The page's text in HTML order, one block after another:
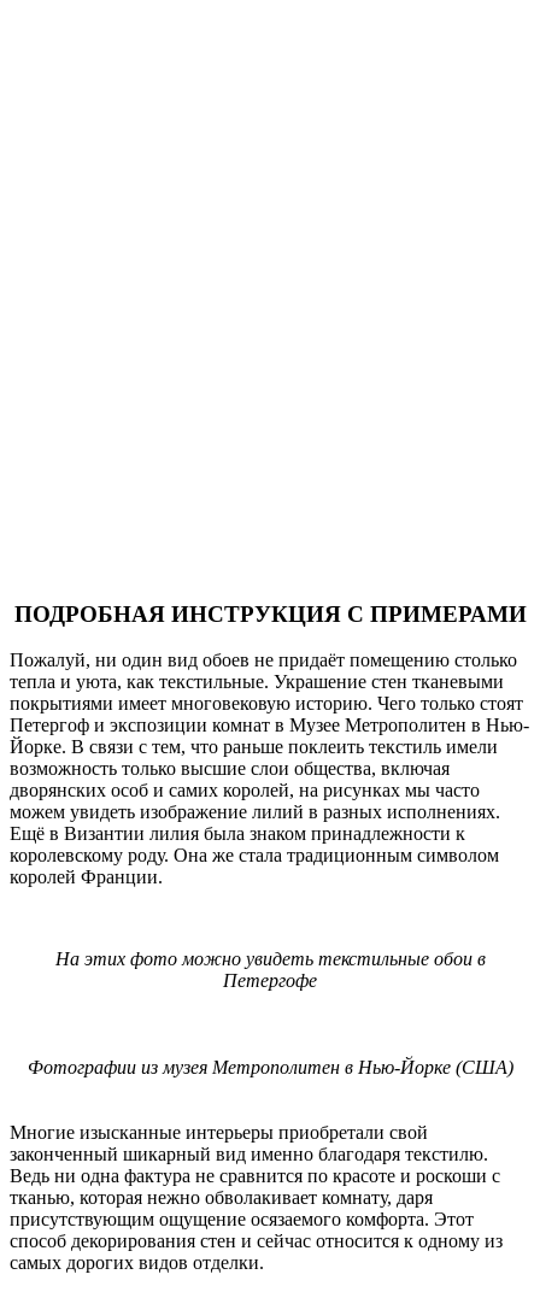
ПОДРОБНАЯ ИНСТРУКЦИЯ С ПРИМЕРАМИ
Пожалуй, ни один вид обоев не придаёт помещению столько
тепла и уюта, как текстильные. Украшение стен тканевыми
покрытиями имеет многовековую историю. Чего только стоят
Петергоф и экспозиции комнат в Музее Метрополитен в Нью-
Йорке. В связи с тем, что раньше поклеить текстиль имели
возможность только высшие слои общества, включая
дворянских особ и самих королей, на рисунках мы часто
можем увидеть изображение лилий в разных исполнениях.
Ещё в Византии лилия была знаком принадлежности к
королевскому роду. Она же стала традиционным символом
королей Франции.
На этих фото можно увидеть текстильные обои в
Петергофе
Фотографии из музея Метрополитен в Нью-Йорке (США)
Многие изысканные интерьеры приобретали свой
законченный шикарный вид именно благодаря текстилю.
Ведь ни одна фактура не сравнится по красоте и роскоши с
тканью, которая нежно обволакивает комнату, даря
присутствующим ощущение осязаемого комфорта. Этот
способ декорирования стен и сейчас относится к одному из
самых дорогих видов отделки.